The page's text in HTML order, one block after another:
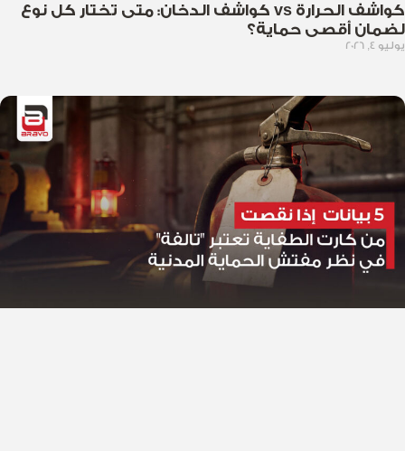
كواشف الحرارة vs كواشف الدخان: متى تختار كل نوع
لضمان أقصى حماية؟
يوليو 4, 2026